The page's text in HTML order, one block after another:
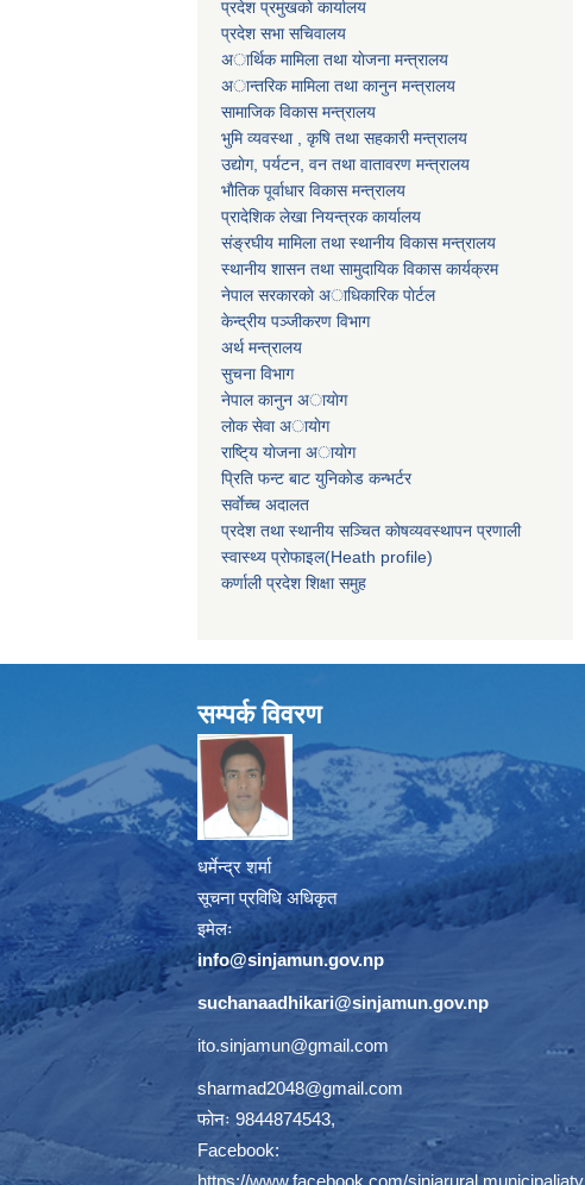
प्रदेश प्रमुखकाे कार्यालय
प्रदेश सभा सचिवालय
अार्थिक मामिला तथा याेजना मन्त्रालय
अान्तरिक मामिला तथा कानुन मन्त्रालय
सामाजिक विकास मन्त्रालय
भुमि व्यवस्था , कृषि तथा सहकारी मन्त्रालय
उद्याेग, पर्यटन, वन तथा वातावरण मन्त्रालय
भाैतिक पूर्वाधार विकास मन्त्रालय
प्रादेशिक लेखा नियन्त्रक कार्यालय
संङ्रघीय मामिला तथा स्थानीय विकास मन्त्रालय
स्थानीय शासन तथा सामुदायिक विकास कार्यक्रम
नेपाल सरकारकाे अाधिकारिक पाेर्टल
केन्द्रीय पञ्जीकरण विभाग
अर्थ मन्त्रालय
सुचना विभाग
नेपाल कानुन अायाेग
लाेक सेवा अायाेग
राष्टि्य याेजना अायाेग
प्रिति फन्ट बाट युनिकाेड कन्भर्टर
सर्वाेच्च अदालत
प्रदेश तथा स्थानीय सञ्चित काेषव्यवस्थापन प्रणाली
स्वास्थ्य प्राेफाइल(Heath profile)
कर्णाली प्रदेश शिक्षा समुह
सम्पर्क विवरण
धर्मेन्द्र शर्मा
सूचना प्रविधि अधिकृत
इमेलः
info@sinjamun.gov.np
suchanaadhikari@sinjamun.gov.np
ito.sinjamun@gmail.com
sharmad2048@gmail.com
फोनः 9844874543,
Facebook:
https://www.facebook.com/